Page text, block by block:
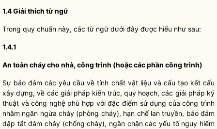
1.4 Giải thích từ ngữ
Trong quy chuẩn này, các từ ngữ dưới đây được hiểu như sau:
1.4.1
An toàn cháy cho nhà, công trình (hoặc các phần công trình)
Sự bảo đảm các yêu cầu về tính chất vật liệu và cấu tạo kết cấu
xây dựng, về các giải pháp kiến trúc, quy hoạch, các giải pháp kỹ
thuật và công nghệ phù hợp với đặc điểm sử dụng của công trình
nhằm ngăn ngừa cháy (phòng cháy), hạn chế lan truyền, bảo đảm
dập tắt đám cháy (chống cháy), ngăn chặn các yếu tố nguy hiểm